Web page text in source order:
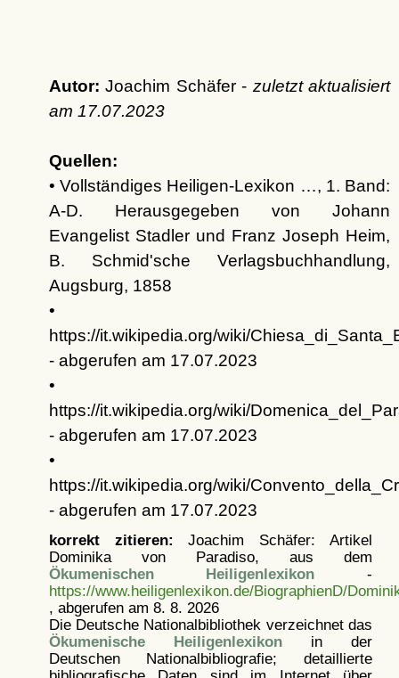
Autor: Joachim Schäfer - zuletzt aktualisiert
am 17.07.2023
Quellen:
• Vollständiges Heiligen-Lexikon …, 1. Band:
A-D. Herausgegeben von Johann
Evangelist Stadler und Franz Joseph Heim,
B. Schmid'sche Verlagsbuchhandlung,
Augsburg, 1858
•
https://it.wikipedia.org/wiki/
- abgerufen am 17.07.2023
•
https://it.wikipedia.org/wiki/
- abgerufen am 17.07.2023
•
https://it.wikipedia.org/wiki/
- abgerufen am 17.07.2023
korrekt zitieren: Joachim Schäfer: Artikel
Dominika von Paradiso, aus dem
Ökumenischen Heiligenlexikon -
https://www.heiligenlexikon.de/BiographienD/
, abgerufen am 8. 8. 2026
Die Deutsche Nationalbibliothek verzeichnet das
Ökumenische Heiligenlexikonin der
Deutschen Nationalbibliografie; detaillierte